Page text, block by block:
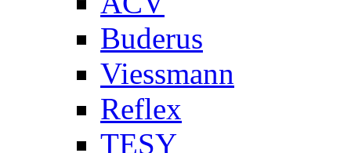
Buderus
Viessmann
Reflex
TESY